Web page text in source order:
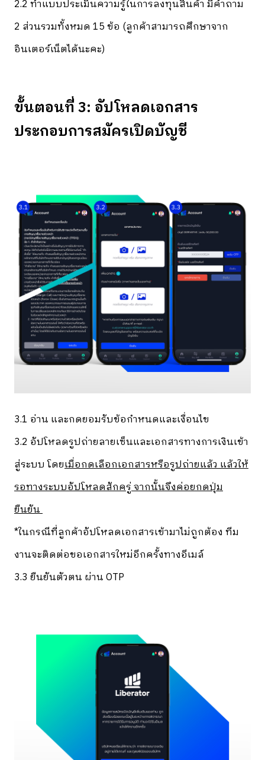
2.2 ทำแบบประเมินความรู้ในการลงทุนสินค้า มีคำถาม
2 ส่วนรวมทั้งหมด 15 ข้อ (ลูกค้าสามารถศึกษาจาก
อินเตอร์เน็ตได้นะคะ)
ขั้นตอนที่ 3: อัปโหลดเอกสาร
ประกอบการสมัครเปิดบัญชี
3.1 อ่าน และกดยอมรับข้อกำหนดและเงื่อนไข
3.2 อัปโหลดรูปถ่ายลายเซ็นและเอกสารทางการเงินเข้า
สู่ระบบ โดยเมื่อกดเลือกเอกสารหรือรูปถ่ายแล้ว แล้วให้
รอทางระบบอัปโหลดสักครู่ จากนั้นจึงค่อยกดปุ่ม
ยืนยัน
*ในกรณีที่ลูกค้าอัปโหลดเอกสารเข้ามาไม่ถูกต้อง ทีม
งานจะติดต่อขอเอกสารใหม่อีกครั้งทางอีเมล์
3.3 ยืนยันตัวตน ผ่าน OTP